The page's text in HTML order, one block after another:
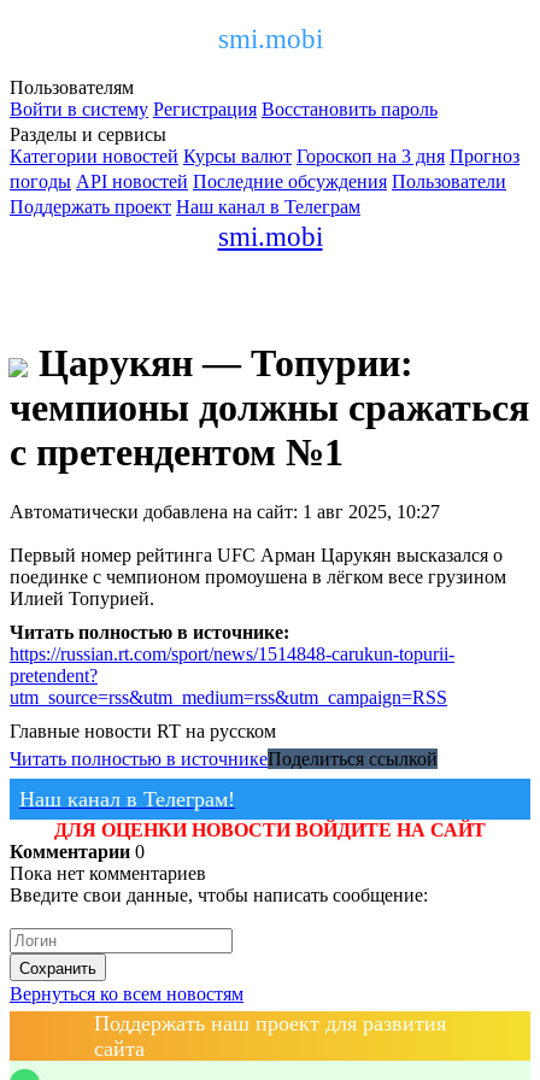
smi.mobi
Пользователям
Войти в систему Регистрация Восстановить пароль
Разделы и сервисы
Категории новостей Курсы валют Гороскоп на 3 дня Прогноз
погоды API новостей Последние обсуждения Пользователи
Поддержать проект Наш канал в Телеграм
smi.mobi
Царукян — Топурии:
чемпионы должны сражаться
с претендентом №1
Автоматически добавлена на сайт: 1 авг 2025, 10:27
Первый номер рейтинга UFC Арман Царукян высказался о
поединке с чемпионом промоушена в лёгком весе грузином
Илией Топурией.
Читать полностью в источнике:
https://russian.rt.com/sport/news/1514848-carukun-topurii-
pretendent?
utm_source=rss&utm_medium=rss&utm_campaign=RSS
Главные новости RT на русском
Читать полностью в источникеПоделиться ссылкой
Наш канал в Телеграм!
ДЛЯ ОЦЕНКИ НОВОСТИ ВОЙДИТЕ НА САЙТ
Комментарии 0
Пока нет комментариев
Введите свои данные, чтобы написать сообщение:
Сохранить
Вернуться ко всем новостям
Поддержать наш проект для развития
сайта